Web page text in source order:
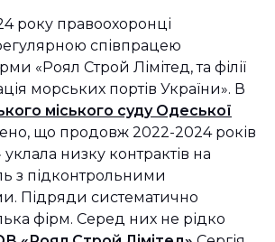
року правоохоронці
співпрацею
«Роял Строй Лімітед, та філії
морських портів України». В
міського суду Одеської
що продовж 2022-2024 років
низку контрактів на
з підконтрольними
Підряди систематично
фірм. Серед них не рідко